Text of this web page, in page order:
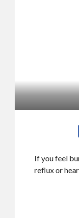
If you feel
reflux or